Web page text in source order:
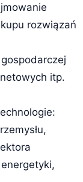
rozwiązań
itp.